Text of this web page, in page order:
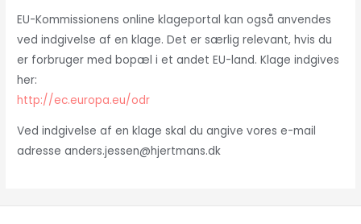
EU-Kommissionens online klageportal kan også anvendes
ved indgivelse af en klage. Det er særlig relevant, hvis du
er forbruger med bopæl i et andet EU-land. Klage indgives
her:
http://ec.europa.eu/odr
Ved indgivelse af en klage skal du angive vores e-mail
adresse anders.jessen@hjertmans.dk